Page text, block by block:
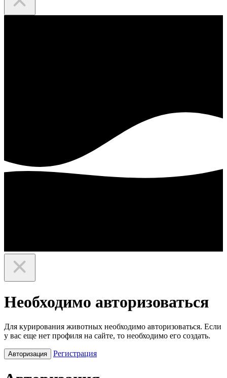
Необходимо авторизоваться
Для курирования животных необходимо авторизоваться. Если
у вас еще нет профиля на сайте, то необходимо его создать.
Авторизация Регистрация